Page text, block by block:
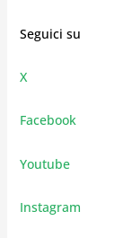
Seguici su
X
Facebook
Youtube
Instagram